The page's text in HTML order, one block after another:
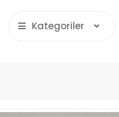
Kategoriler